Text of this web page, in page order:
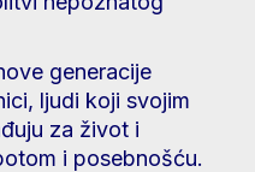
generacije
ljudi koji svojim
za život i
i posebnošću.